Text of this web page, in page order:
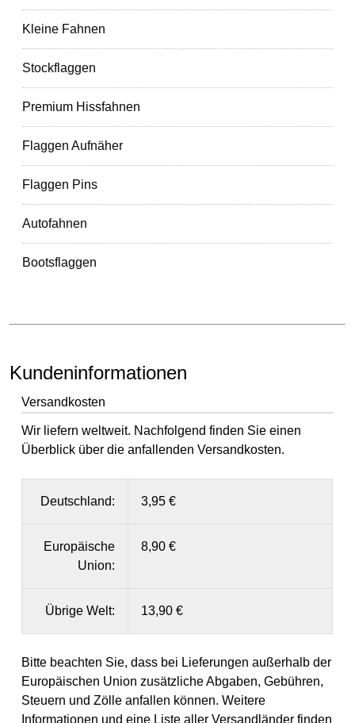
Kleine Fahnen
Stockflaggen
Premium Hissfahnen
Flaggen Aufnäher
Flaggen Pins
Autofahnen
Bootsflaggen
Kundeninformationen
Versandkosten
Wir liefern weltweit. Nachfolgend finden Sie einen
Überblick über die anfallenden Versandkosten.
Deutschland: 3,95 €
Europäische
Union:
8,90 €
Übrige Welt: 13,90 €
Bitte beachten Sie, dass bei Lieferungen außerhalb der
Europäischen Union zusätzliche Abgaben, Gebühren,
Steuern und Zölle anfallen können. Weitere
Informationen und eine Liste aller Versandländer finden